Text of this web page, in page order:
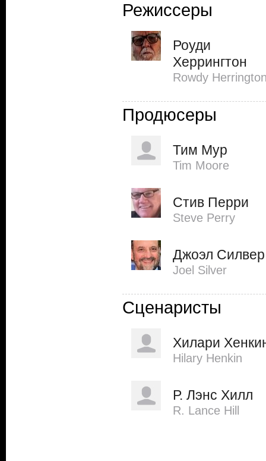
Режиссеры
Роуди
Херрингтон
Rowdy
Продюсеры
Тим Мур
Tim Moore
Стив Перри
Steve Perry
Джоэл Силвер
Joel Silver
Сценаристы
Хилари
Hilary Henkin
Р. Лэнс Хилл
R. Lance Hill